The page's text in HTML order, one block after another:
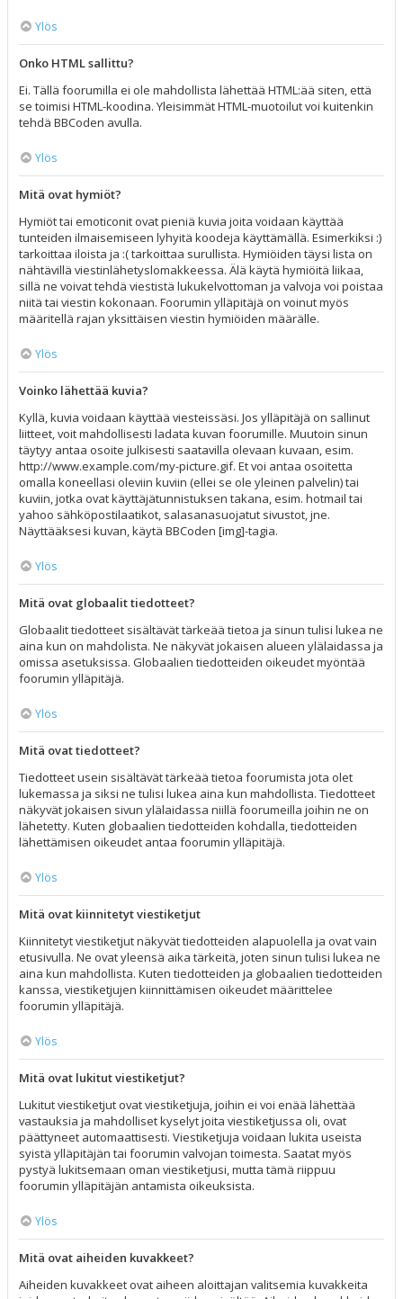
Ylös
Onko HTML sallittu?
Ei. Tällä foorumilla ei ole mahdollista lähettää HTML:ää siten, että
se toimisi HTML-koodina. Yleisimmät HTML-muotoilut voi kuitenkin
tehdä BBCoden avulla.
Ylös
Mitä ovat hymiöt?
Hymiöt tai emoticonit ovat pieniä kuvia joita voidaan käyttää
tunteiden ilmaisemiseen lyhyitä koodeja käyttämällä. Esimerkiksi :)
tarkoittaa iloista ja :( tarkoittaa surullista. Hymiöiden täysi lista on
nähtävillä viestinlähetyslomakkeessa. Älä käytä hymiöitä liikaa,
sillä ne voivat tehdä viestistä lukukelvottoman ja valvoja voi poistaa
niitä tai viestin kokonaan. Foorumin ylläpitäjä on voinut myös
määritellä rajan yksittäisen viestin hymiöiden määrälle.
Ylös
Voinko lähettää kuvia?
Kyllä, kuvia voidaan käyttää viesteissäsi. Jos ylläpitäjä on sallinut
liitteet, voit mahdollisesti ladata kuvan foorumille. Muutoin sinun
täytyy antaa osoite julkisesti saatavilla olevaan kuvaan, esim.
http://www.example.com/my-picture.gif. Et voi antaa osoitetta
omalla koneellasi oleviin kuviin (ellei se ole yleinen palvelin) tai
kuviin, jotka ovat käyttäjätunnistuksen takana, esim. hotmail tai
yahoo sähköpostilaatikot, salasanasuojatut sivustot, jne.
Näyttääksesi kuvan, käytä BBCoden [img]-tagia.
Ylös
Mitä ovat globaalit tiedotteet?
Globaalit tiedotteet sisältävät tärkeää tietoa ja sinun tulisi lukea ne
aina kun on mahdolista. Ne näkyvät jokaisen alueen ylälaidassa ja
omissa asetuksissa. Globaalien tiedotteiden oikeudet myöntää
foorumin ylläpitäjä.
Ylös
Mitä ovat tiedotteet?
Tiedotteet usein sisältävät tärkeää tietoa foorumista jota olet
lukemassa ja siksi ne tulisi lukea aina kun mahdollista. Tiedotteet
näkyvät jokaisen sivun ylälaidassa niillä foorumeilla joihin ne on
lähetetty. Kuten globaalien tiedotteiden kohdalla, tiedotteiden
lähettämisen oikeudet antaa foorumin ylläpitäjä.
Ylös
Mitä ovat kiinnitetyt viestiketjut
Kiinnitetyt viestiketjut näkyvät tiedotteiden alapuolella ja ovat vain
etusivulla. Ne ovat yleensä aika tärkeitä, joten sinun tulisi lukea ne
aina kun mahdollista. Kuten tiedotteiden ja globaalien tiedotteiden
kanssa, viestiketjujen kiinnittämisen oikeudet määrittelee
foorumin ylläpitäjä.
Ylös
Mitä ovat lukitut viestiketjut?
Lukitut viestiketjut ovat viestiketjuja, joihin ei voi enää lähettää
vastauksia ja mahdolliset kyselyt joita viestiketjussa oli, ovat
päättyneet automaattisesti. Viestiketjuja voidaan lukita useista
syistä ylläpitäjän tai foorumin valvojan toimesta. Saatat myös
pystyä lukitsemaan oman viestiketjusi, mutta tämä riippuu
foorumin ylläpitäjän antamista oikeuksista.
Ylös
Mitä ovat aiheiden kuvakkeet?
Aiheiden kuvakkeet ovat aiheen aloittajan valitsemia kuvakkeita